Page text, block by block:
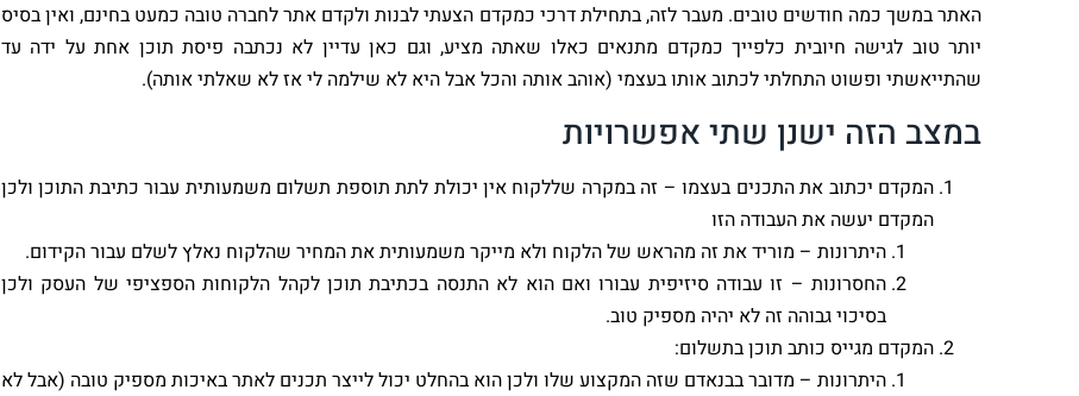
האתר במשך כמה חודשים טובים. מעבר לזה, בתחילת דרכי כמקדם הצעתי לבנות ולקדם אתר לחברה טובה כמעט בחינם, ואין בסיס
יותר טוב לגישה חיובית כלפייך כמקדם מתנאים כאלו שאתה מציע, וגם כאן עדיין לא נכתבה פיסת תוכן אחת על ידה עד
שהתייאשתי ופשוט התחלתי לכתוב אותו בעצמי (אוהב אותה והכל אבל היא לא שילמה לי אז לא שאלתי אותה).
במצב הזה ישנן שתי אפשרויות
המקדם יכתוב את התכנים בעצמו – זה במקרה שללקוח אין יכולת לתת תוספת תשלום משמעותית עבור כתיבת התוכן ולכן
המקדם יעשה את העבודה הזו
היתרונות – מוריד את זה מהראש של הלקוח ולא מייקר משמעותית את המחיר שהלקוח נאלץ לשלם עבור הקידום.
החסרונות – זו עבודה סיזיפית עבורו ואם הוא לא התנסה בכתיבת תוכן לקהל הלקוחות הספציפי של העסק ולכן
בסיכוי גבוהה זה לא יהיה מספיק טוב.
המקדם מגייס כותב תוכן בתשלום:
היתרונות – מדובר בבנאדם שזה המקצוע שלו ולכן הוא בהחלט יכול לייצר תכנים לאתר באיכות מספיק טובה (אבל לא